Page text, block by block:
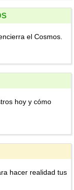
el Cosmos.
hoy y cómo
hacer realidad tus